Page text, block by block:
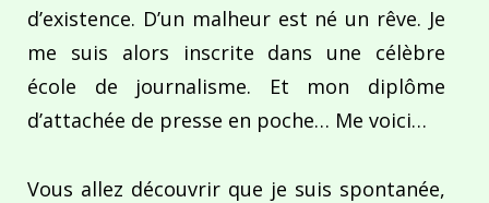
d’existence. D’un malheur est né un rêve. Je
me suis alors inscrite dans une célèbre
école de journalisme. Et mon diplôme
d’attachée de presse en poche… Me voici…
Vous allez découvrir que je suis spontanée,